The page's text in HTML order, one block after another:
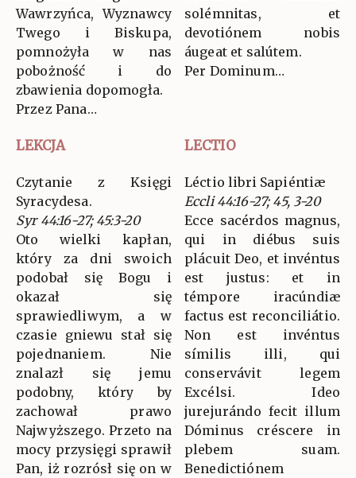
Wawrzyńca, Wyznawcy
Twego i Biskupa,
pomnożyła w nas
pobożność i do
zbawienia dopomogła.
Przez Pana…
solémnitas, et
devotiónem nobis
áugeat et salútem.
Per Dominum…
LEKCJA LECTIO
Czytanie z Księgi
Syracydesa.
Syr 44:16-27; 45:3-20
Oto wielki kapłan,
który za dni swoich
podobał się Bogu i
okazał się
sprawiedliwym, a w
czasie gniewu stał się
pojednaniem. Nie
znalazł się jemu
podobny, który by
zachował prawo
Najwyższego. Przeto na
mocy przysięgi sprawił
Pan, iż rozrósł się on w
Léctio libri Sapiéntiæ
Eccli 44:16-27; 45, 3-20
Ecce sacérdos magnus,
qui in diébus suis
plácuit Deo, et invéntus
est justus: et in
témpore iracúndiæ
factus est reconciliátio.
Non est invéntus
símilis illi, qui
conservávit legem
Excélsi. Ideo
jurejurándo fecit illum
Dóminus créscere in
plebem suam.
Benedictiónem